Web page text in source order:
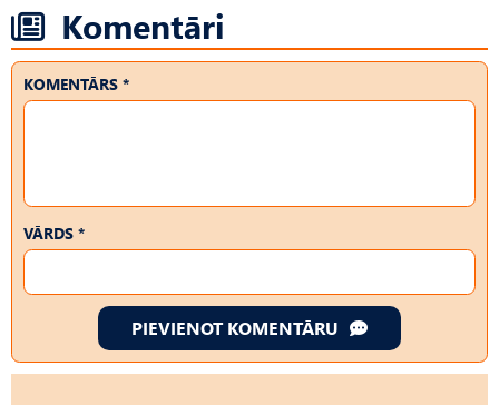
Komentāri
KOMENTĀRS *
VĀRDS *
PIEVIENOT KOMENTĀRU